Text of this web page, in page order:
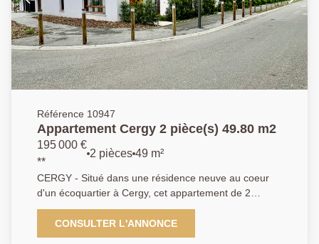
Référence 10947
Appartement Cergy 2 pièce(s) 49.80 m2
195 000 €
**
2 pièces 49 m²
CERGY - Situé dans une résidence neuve au coeur
d'un écoquartier à Cergy, cet appartement de 2
pièces en duplex jamais habité, vous offre des
espaces modernes et spacieux. Le séjour est
particulièrement lumineux et agréable, avec une
CONSULTER L'ANNONCE